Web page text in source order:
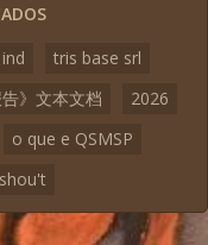
ind
tris base srl
》文本文档
2026
o que e QSMSP